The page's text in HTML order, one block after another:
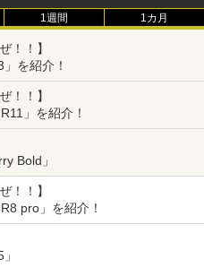
1週間 1カ月
！！】
を紹介！
！！】
」を紹介！
Bold」
！！】
pro」を紹介！